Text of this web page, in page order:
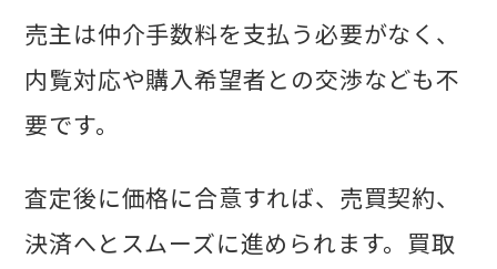
売主は仲介手数料を支払う必要がなく、
内覧対応や購入希望者との交渉なども不
要です。
査定後に価格に合意すれば、売買契約、
決済へとスムーズに進められます。買取